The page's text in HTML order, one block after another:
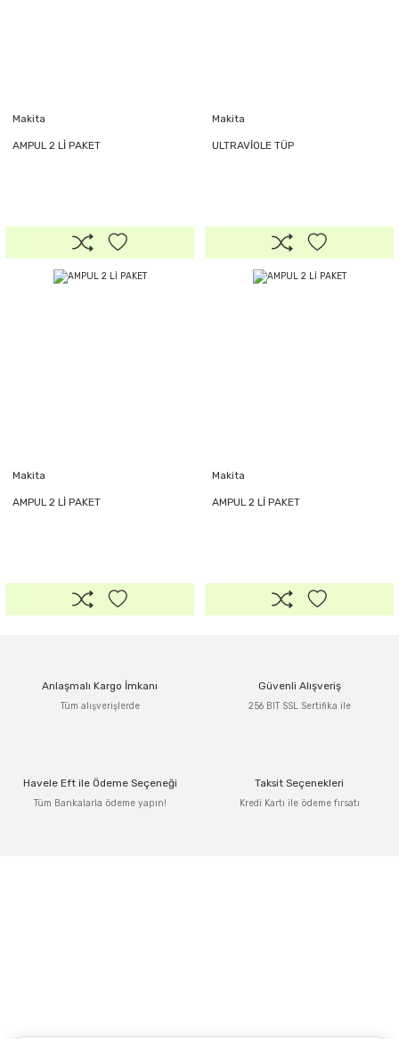
Makita
AMPUL 2 Lİ PAKET
Makita
ULTRAVİOLE TÜP
Makita
AMPUL 2 Lİ PAKET
Makita
AMPUL 2 Lİ PAKET
Anlaşmalı Kargo İmkanı
Tüm alışverişlerde
Güvenli Alışveriş
256 BIT SSL Sertifika ile
Havele Eft ile Ödeme Seçeneği
Tüm Bankalarla ödeme yapın!
Taksit Seçenekleri
Kredi Kartı ile ödeme fırsatı